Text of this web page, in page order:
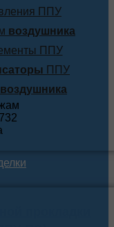
ППУ
воздушника
ППУ
ППУ
воздушника